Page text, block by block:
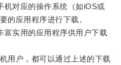
对应的操作系统（如iOS或
的应用程序进行下载。
实用的应用程序供用户下载
户，都可以通过上述的下载